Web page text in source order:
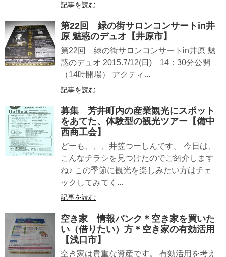
記事を読む
第22回 緑の街サロンコンサートin井
原 魅惑のデュオ【井原市】
第22回 緑の街サロンコンサートin井原 魅
惑のデュオ 2015.7/12(日) 14：30分公開
（14時開場） アクティ...
記事を読む
募集 芳井町内の産業観光にスポット
をあてた、体験型の観光ツアー【備中
西商工会】
どーも、、、井笠つーしんです。 今日は、
こんなチラシを見つけたのでご紹介します
ね♪ この季節に観光を楽しみたい方はチェ
ックしてみてく...
記事を読む
空き家 情報バンク＊空き家を買いた
い（借りたい）方＊空き家の有効活用
【浅口市】
空き家は貴重な資産です。 有効活用を考え